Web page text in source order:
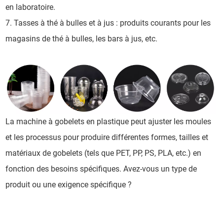
en laboratoire.
7. Tasses à thé à bulles et à jus : produits courants pour les
magasins de thé à bulles, les bars à jus, etc.
La machine à gobelets en plastique peut ajuster les moules
et les processus pour produire différentes formes, tailles et
matériaux de gobelets (tels que PET, PP, PS, PLA, etc.) en
fonction des besoins spécifiques. Avez-vous un type de
produit ou une exigence spécifique ?